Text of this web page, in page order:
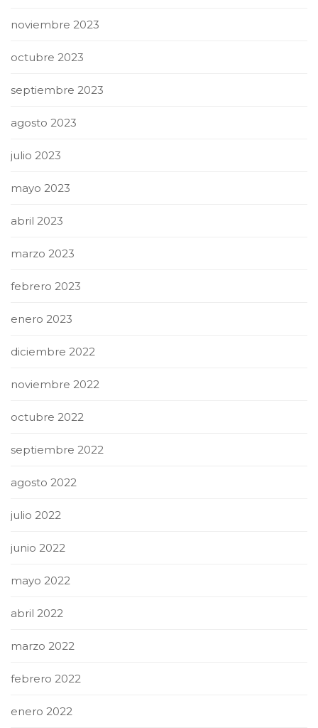
noviembre 2023
octubre 2023
septiembre 2023
agosto 2023
julio 2023
mayo 2023
abril 2023
marzo 2023
febrero 2023
enero 2023
diciembre 2022
noviembre 2022
octubre 2022
septiembre 2022
agosto 2022
julio 2022
junio 2022
mayo 2022
abril 2022
marzo 2022
febrero 2022
enero 2022